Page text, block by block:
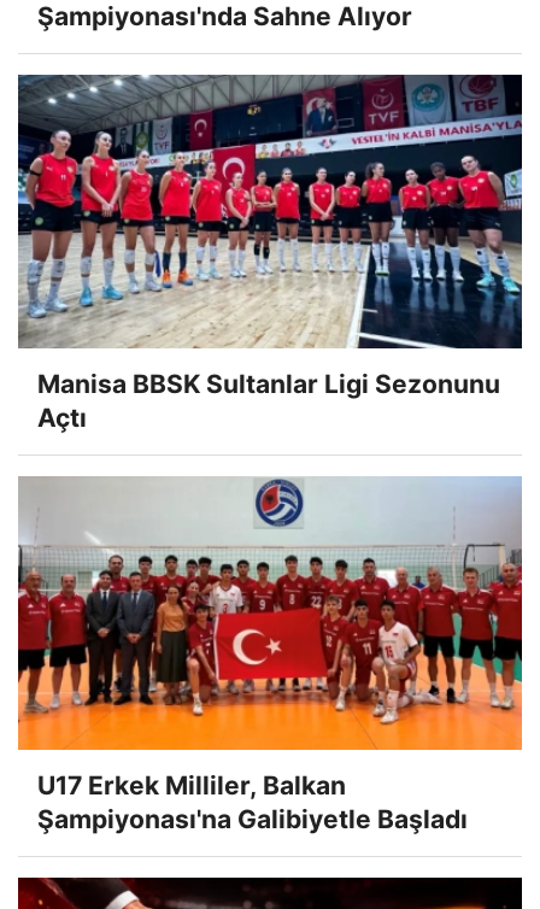
Şampiyonası'nda Sahne Alıyor
Manisa BBSK Sultanlar Ligi Sezonunu
Açtı
U17 Erkek Milliler, Balkan
Şampiyonası'na Galibiyetle Başladı